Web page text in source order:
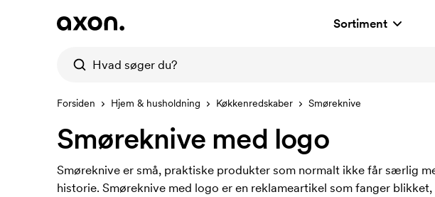
Sortiment
Forsiden Hjem & husholdning Køkkenredskaber Smøreknive
Smøreknive med logo
Smøreknive er små, praktiske produkter som normalt ikke får særlig
historie. Smøreknive med logo er en reklameartikel som fanger